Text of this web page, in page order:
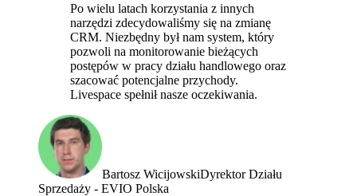
Po wielu latach korzystania z innych
narzędzi zdecydowaliśmy się na zmianę
CRM. Niezbędny był nam system, który
pozwoli na monitorowanie bieżących
postępów w pracy działu handlowego oraz
szacować potencjalne przychody.
Livespace spełnił nasze oczekiwania.
Bartosz WicijowskiDyrektor Działu
Sprzedaży - EVIO Polska